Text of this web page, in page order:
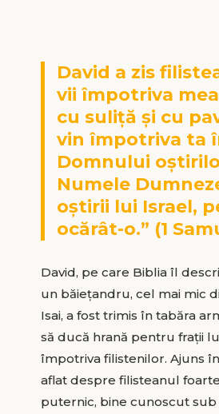
David a zis
vii împotriva
cu suliță și cu
vin împotriva ta
Domnului
Numele
oștirii lui Israel,
ocărât-o.” (1
David, pe care Biblia îl
un băiețandru, cel mai mic
Isai, a fost trimis în tabăra
să ducă hrană pentru frații
împotriva filistenilor. Ajuns
aflat despre filisteanul
puternic, bine cunoscut